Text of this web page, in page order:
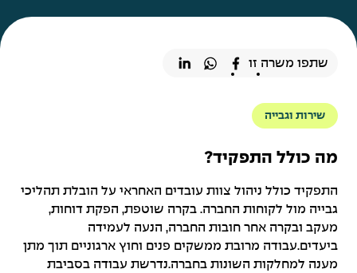
שתפו משרה זו
שירות וגבייה
מה כולל התפקיד?
התפקיד כולל ניהול צוות עובדים האחראי על הובלת תהליכי
גבייה מול לקוחות החברה. בקרה שוטפת, הפקת דוחות,
מעקב ובקרה אחר חובות החברה, הנעה לעמידה
ביעדים.עבודה מרובת ממשקים פנים וחוץ ארגוניים תוך מתן
מענה למחלקות השונות בחברה.נדרשת עבודה בסביבת